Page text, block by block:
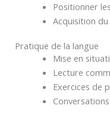
Positionner
Acquisition
Pratique de la langue
Mise en
Lecture
Exercices de